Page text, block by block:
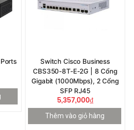
Switch Cisco Business
CBS350-8T-E-2G | 8 Cổng
Gigabit (1000Mbps), 2 Cổng
SFP RJ45
5,357,000₫
Thêm vào giỏ hàng